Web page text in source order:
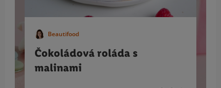
Beautifood
Čokoládová roláda s
malinami